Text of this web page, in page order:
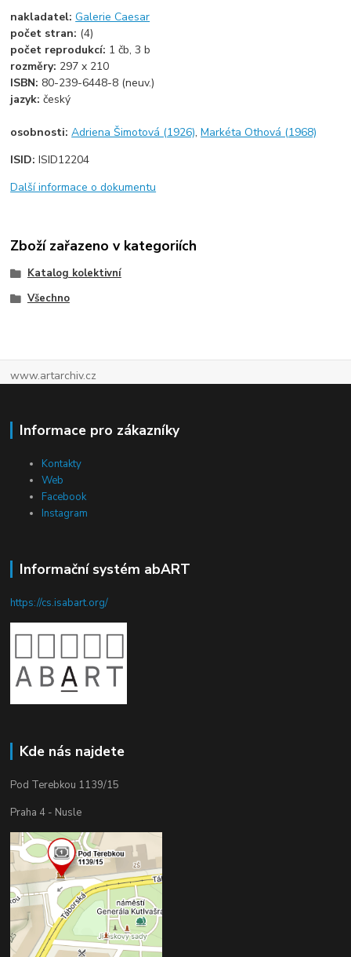
nakladatel:Galerie Caesar
počet stran: (4)
počet reprodukcí: 1 čb, 3 b
rozměry: 297 x 210
ISBN: 80-239-6448-8 (neuv.)
jazyk:český
osobnosti:Adriena Šimotová (1926),Markéta Othová (1968)
ISID:ISID12204
Další informace o dokumentu
Zboží zařazeno v kategoriích
Katalog kolektivní
Všechno
www.artarchiv.cz
Informace pro zákazníky
Kontakty
Web
Facebook
Instagram
Informační systém abART
https://cs.isabart.org/
Kde nás najdete
Pod Terebkou 1139/15
Praha 4 - Nusle